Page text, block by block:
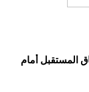
المستقبل أمام